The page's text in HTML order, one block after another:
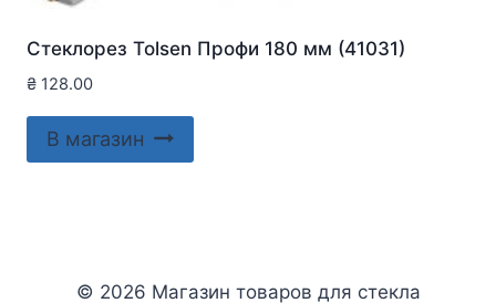
Стеклорез Tolsen Профи 180 мм (41031)
₴ 128.00
В магазин
© 2026 Магазин товаров для стекла